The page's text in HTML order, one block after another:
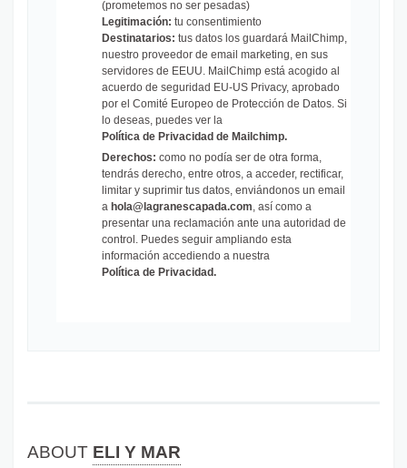
(prometemos no ser pesadas)
Legitimación: tu consentimiento
Destinatarios: tus datos los guardará MailChimp,
nuestro proveedor de email marketing, en sus
servidores de EEUU. MailChimp está acogido al
acuerdo de seguridad EU-US Privacy, aprobado
por el Comité Europeo de Protección de Datos. Si
lo deseas, puedes ver la
Política de Privacidad de Mailchimp.
Derechos: como no podía ser de otra forma,
tendrás derecho, entre otros, a acceder, rectificar,
limitar y suprimir tus datos, enviándonos un email
a hola@lagranescapada.com, así como a
presentar una reclamación ante una autoridad de
control. Puedes seguir ampliando esta
información accediendo a nuestra
Política de Privacidad.
ABOUT ELI Y MAR